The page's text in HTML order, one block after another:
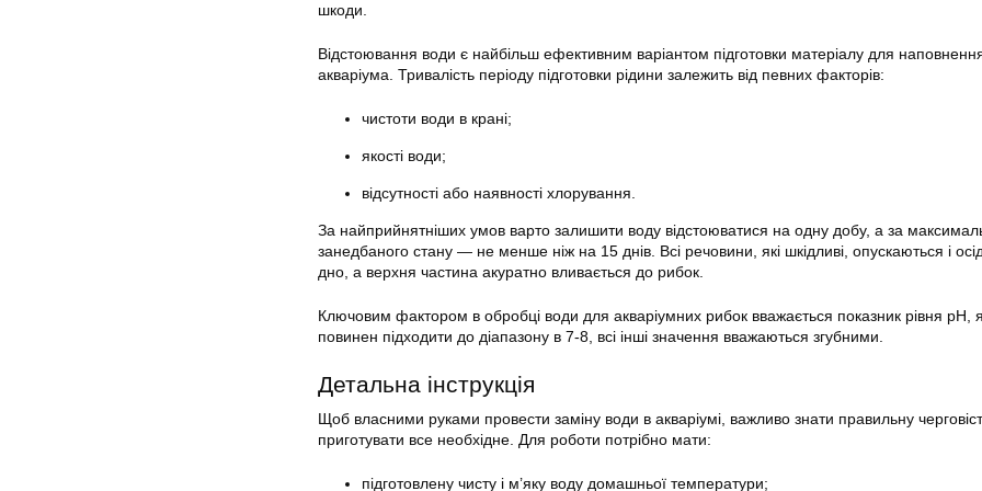
шкоди.
Відстоювання води є найбільш ефективним варіантом підготовки матеріалу для
акваріума. Тривалість періоду підготовки рідини залежить від певних факторів:
чистоти води в крані;
якості води;
відсутності або наявності хлорування.
За найприйнятніших умов варто залишити воду відстоюватися на одну добу, а за
занедбаного стану — не менше ніж на 15 днів. Всі речовини, які шкідливі, опускаються і
дно, а верхня частина акуратно вливається до рибок.
Ключовим фактором в обробці води для акваріумних рибок вважається показник рівня рН,
повинен підходити до діапазону в 7-8, всі інші значення вважаються згубними.
Детальна інструкція
Щоб власними руками провести заміну води в акваріумі , важливо знати правильну
приготувати все необхідне. Для роботи потрібно мати:
підготовлену чисту і м’яку воду домашньої температури;